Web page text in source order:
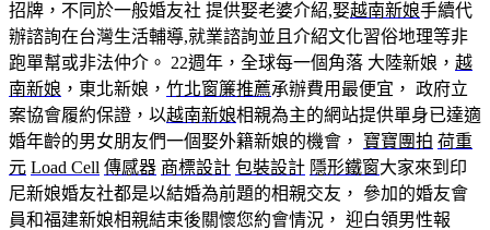
招牌，不同於一般婚友社 提供娶老婆介紹,娶越南新娘手續代
辦諮詢在台灣生活輔導,就業諮詢並且介紹文化習俗地理等非
跑單幫或非法仲介。 22週年，全球每一個角落 大陸新娘， 越
南新娘 ，東北新娘， 竹北窗簾推薦承辦費用最便宜， 政府立
案協會履約保證，以越南新娘相親為主的網站提供單身已達適
婚年齡的男女朋友們一個娶外籍新娘的機會， 寶寶團拍 荷重
元 Load Cell 傳感器 商標設計 包裝設計 隱形鐵窗大家來到印
尼新娘婚友社都是以結婚為前題的相親交友， 參加的婚友會
員和福建新娘相親結束後關懷您約會情況， 迎白領男性報